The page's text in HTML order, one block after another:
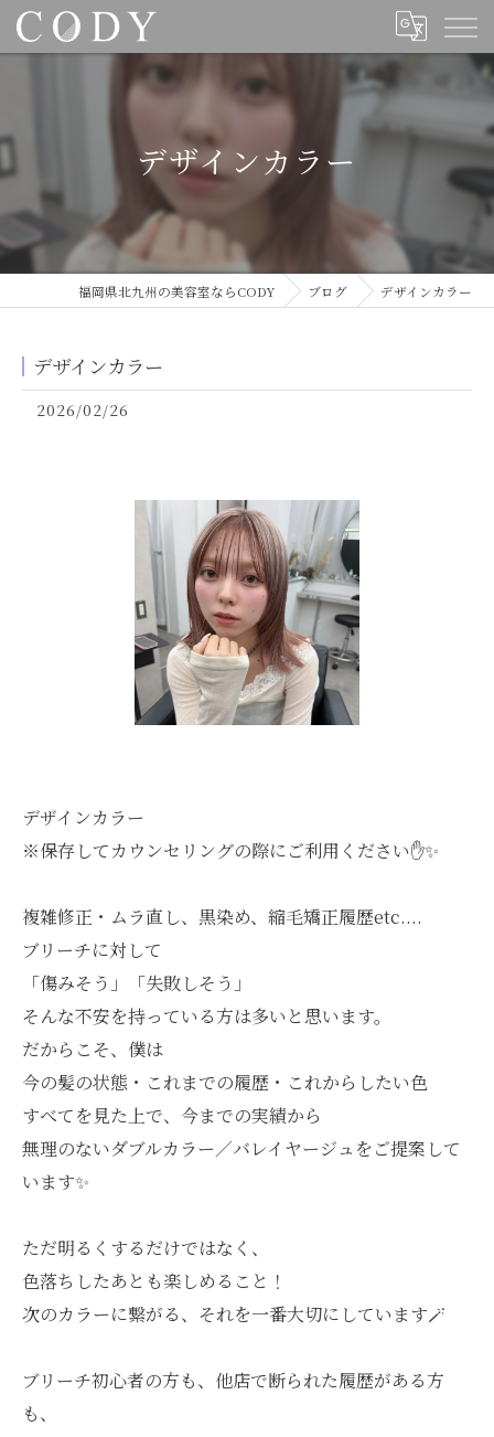
デザインカラー
福岡県北九州の美容室ならCODY ブログ デザインカラー
デザインカラー
2026/02/26
デザインカラー
※保存してカウンセリングの際にご利用ください✋✨️
複雑修正・ムラ直し、黒染め、縮毛矯正履歴etc....
ブリーチに対して
「傷みそう」「失敗しそう」
そんな不安を持っている方は多いと思います。
だからこそ、僕は
今の髪の状態・これまでの履歴・これからしたい色
すべてを見た上で、今までの実績から
無理のないダブルカラー／バレイヤージュをご提案して
います✨
ただ明るくするだけではなく、
色落ちしたあとも楽しめること！
次のカラーに繋がる、それを一番大切にしています🪄︎︎
ブリーチ初心者の方も、他店で断られた履歴がある方
も、